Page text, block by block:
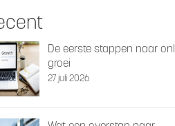
De eerste stappen naar
groei
27 juli 2026